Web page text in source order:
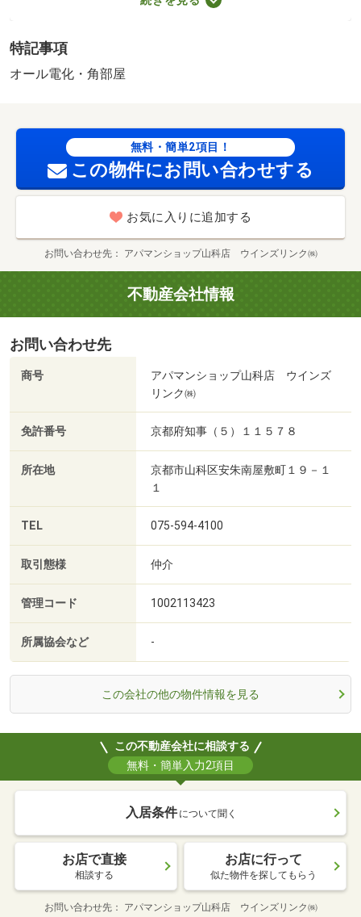
ード決済」となります。 保証会社利用必須 株式会社イ
円、月額保証料賃料等総額の１％＋８００円／月（その他
商品あり） 坂本小学校・１２６８ｍ 日吉中学校・７７
協会 公取協名：（公社） 近畿地区不動産公正取引協議
会加盟/室内清掃費用 71500円
特記事項
オール電化・角部屋
無料・簡単2項目！
この物件にお問い合わせする
お気に入りに追加する
お問い合わせ先 アパマンショップ山科店 ウインズリンク㈱
不動産会社情報
お問い合わせ先
商号
アパマンショップ山科店 ウインズ
リンク㈱
免許番号 京都府知事（５）１１５７８
所在地
京都市山科区安朱南屋敷町１９－１
１
TEL 075-594-4100
取引態様 仲介
管理コード 1002113423
所属協会など -
この会社の他の物件情報を見る
この不動産会社に相談する
無料・簡単入力2項目
入居条件 について聞く
お店で直接
相談する
お店に行って
似た物件を探してもらう
お問い合わせ先 アパマンショップ山科店 ウインズリンク㈱